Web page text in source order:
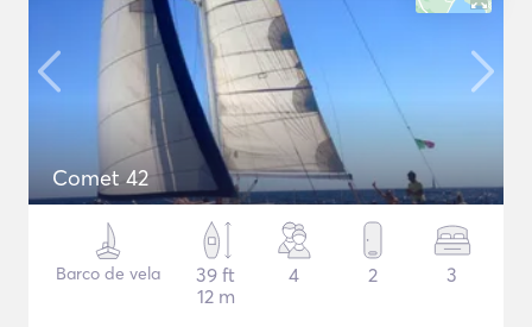
Comet 42
Barco de vela
39 ft
12 m
4 2 3